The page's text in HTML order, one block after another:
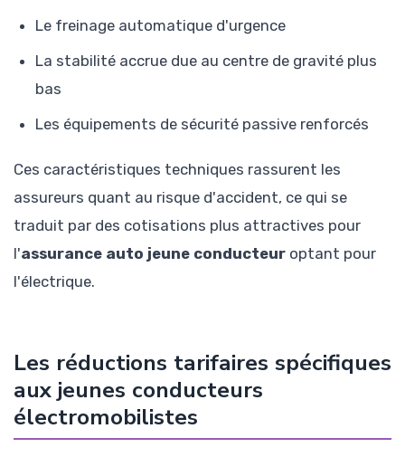
Le freinage automatique d'urgence
La stabilité accrue due au centre de gravité plus
bas
Les équipements de sécurité passive renforcés
Ces caractéristiques techniques rassurent les
assureurs quant au risque d'accident, ce qui se
traduit par des cotisations plus attractives pour
l'assurance auto jeune conducteur optant pour
l'électrique.
Les réductions tarifaires spécifiques
aux jeunes conducteurs
électromobilistes